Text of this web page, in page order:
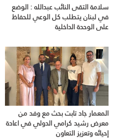
سلامة التقى النائب عبدالله : الوضع
في لبنان يتطلب كل الوعي للحفاظ
على الوحدة الداخلية
المعمار جاد تابت بحث مع وفد من
معرض رشيد كرامي الدولي في اعادة
إحيائه وتعزيز التعاون